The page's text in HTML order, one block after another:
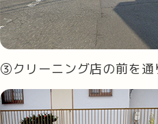
③クリーニング店の前を通